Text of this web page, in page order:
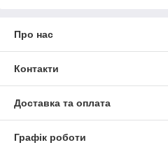
Про нас
Контакти
Доставка та оплата
Графік роботи